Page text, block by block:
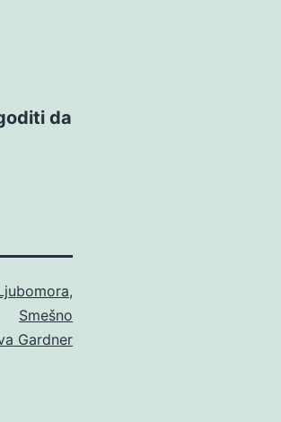
da
,
Smešno
Gardner